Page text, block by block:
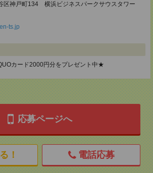
区神戸町134 横浜ビジネスパークサウスタワー
ts.jp
カード2000円分をプレゼント中★
応募ページへ
！ 電話応募